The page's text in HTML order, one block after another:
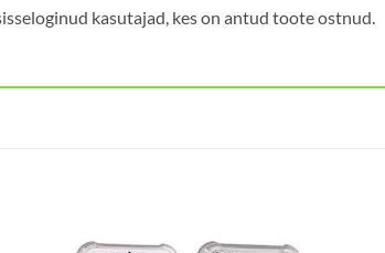
kasutajad, kes on antud toote ostnud.